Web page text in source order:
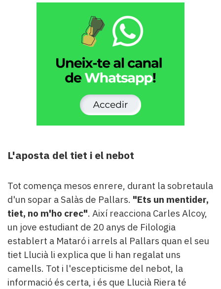
L'aposta del tiet i el nebot
Tot comença mesos enrere, durant la sobretaula
d'un sopar a Salàs de Pallars. "Ets un mentider,
tiet, no m'ho crec". Així reacciona Carles Alcoy,
un jove estudiant de 20 anys de Filologia
establert a Mataró i arrels al Pallars quan el seu
tiet Llucià li explica que li han regalat uns
camells. Tot i l'escepticisme del nebot, la
informació és certa, i és que Llucià Riera té